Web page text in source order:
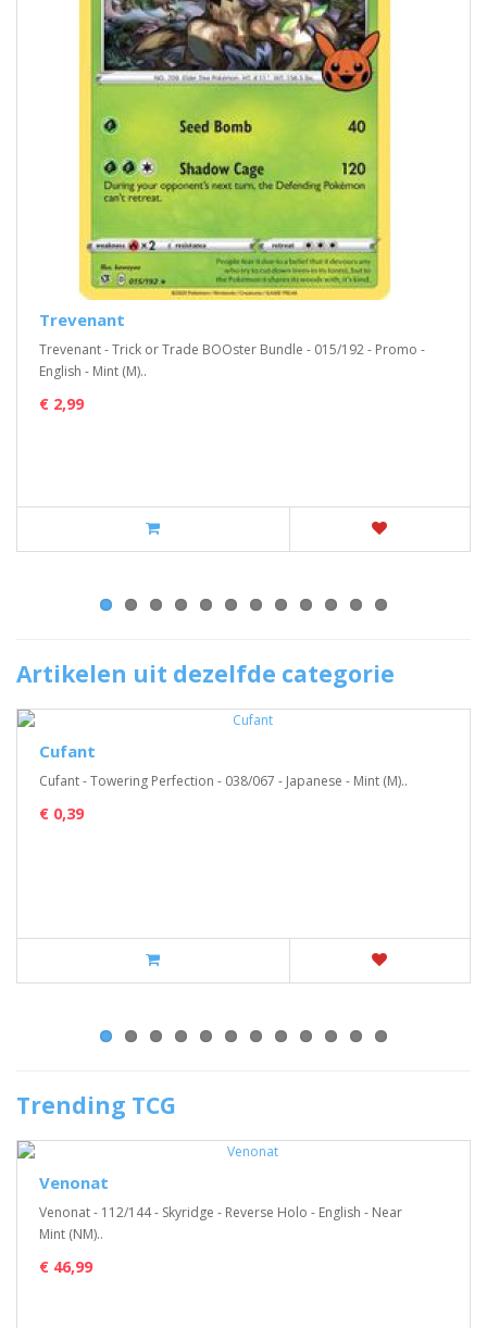
Trevenant
Trevenant - Trick or Trade BOOster Bundle - 015/192 - Promo -
English - Mint (M)..
€ 2,99
Artikelen uit dezelfde categorie
Cufant
Cufant - Towering Perfection - 038/067 - Japanese - Mint (M)..
€ 0,39
Trending TCG
Venonat
Venonat - 112/144 - Skyridge - Reverse Holo - English - Near
Mint (NM)..
€ 46,99